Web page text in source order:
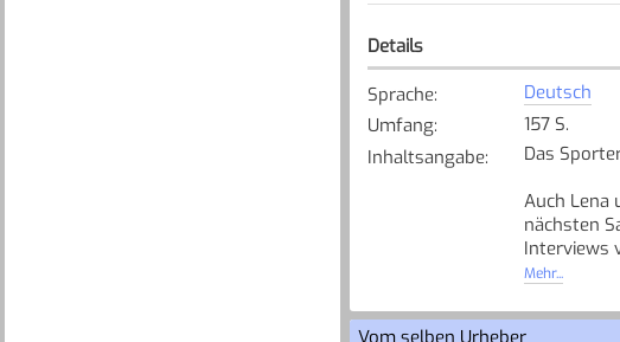
Details
Sprache:
Deutsch
Umfang:
157 S.
Inhaltsangabe:
Das
Auch Lena
nächsten
Interviews
Mehr...
Vom selben Urheber